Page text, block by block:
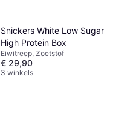
Snickers White Low Sugar
High Protein Box
Eiwitreep, Zoetstof
€ 29,90
3 winkels